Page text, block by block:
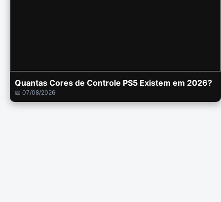
Quantas Cores de Controle PS5 Existem em 2026?
📅 07/08/2026